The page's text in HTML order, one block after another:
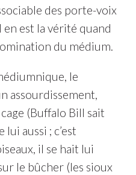
des porte-voix
est la vérité quand
du médium.
le
assourdissement,
(Buffalo Bill sait
aussi ; c’est
il se hait lui
le bûcher (les sioux